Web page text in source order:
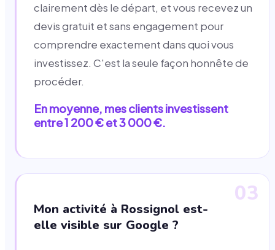
clairement dès le départ, et vous recevez un
devis gratuit et sans engagement pour
comprendre exactement dans quoi vous
investissez. C'est la seule façon honnête de
procéder.
En moyenne, mes clients investissent
entre 1 200 € et 3 000 €.
03
Mon activité à Rossignol est-
elle visible sur Google ?